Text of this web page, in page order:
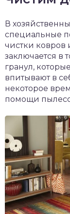
В
специальные
чистки
заключается в
гранул,
впитывают в
некоторое
помощи